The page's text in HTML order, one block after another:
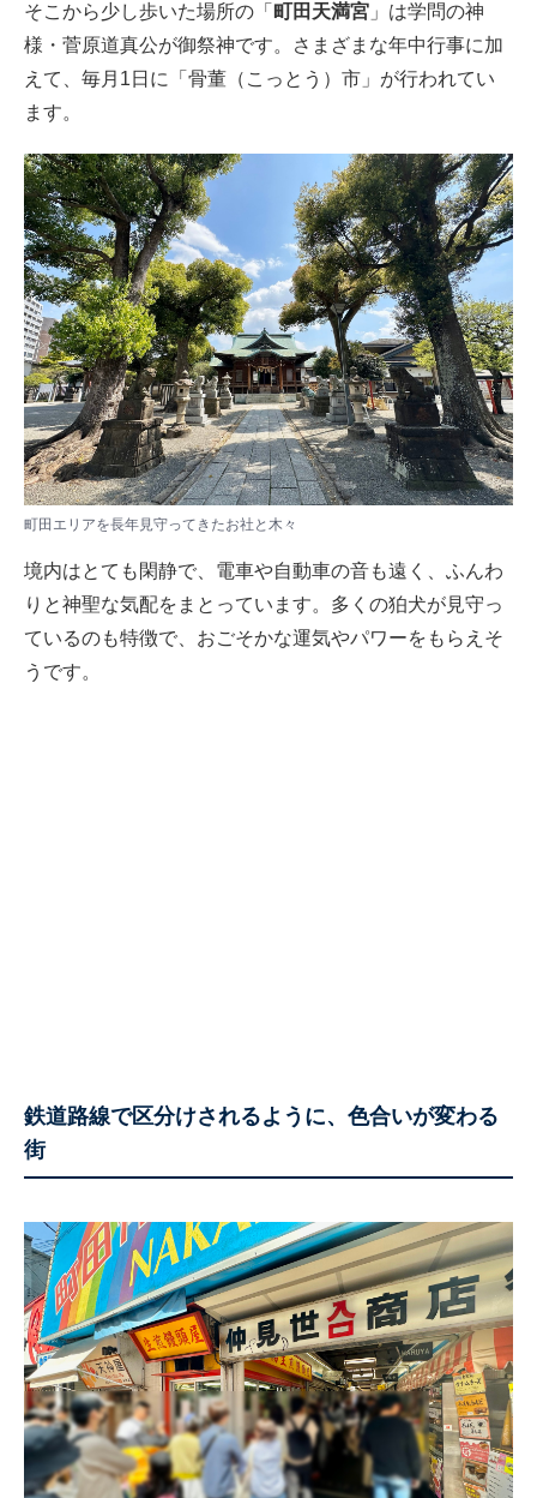
そこから少し歩いた場所の「 町田天満宮 」は学問の神
様・菅原道真公が御祭神です。さまざまな年中行事に加
えて、毎月1日に「骨董（こっとう）市」が行われてい
ます。
町田エリアを長年見守ってきたお社と木々
境内はとても閑静で、電車や自動車の音も遠く、ふんわ
りと神聖な気配をまとっています。多くの狛犬が見守っ
ているのも特徴で、おごそかな運気やパワーをもらえそ
うです。
鉄道路線で区分けされるように、色合いが変わる
街